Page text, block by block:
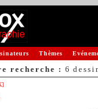
Thèmes
recherche : 6